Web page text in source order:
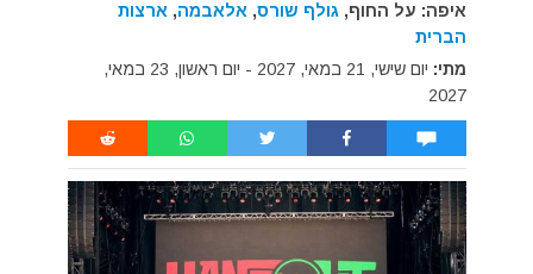
איפה: על החוף, גולף שורס, אלאבמה, ארצות
הברית
מתי:
יום שישי, 21 במאי, 2027 - יום ראשון, 23 במאי,
2027